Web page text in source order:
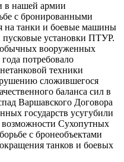
в нашей армии
с бронированными
на танки и боевые машины
установки ПТУР.
вооруженных
потребовало
техники
сложившегося
баланса сил в
Варшавского Договора
государств усугубили
возможности Сухопутных
с бронеобъектами
танков и боевых